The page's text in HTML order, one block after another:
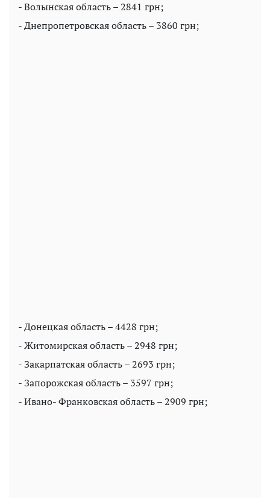
- Волынская область – 2841 грн;
- Днепропетровская область – 3860 грн;
- Донецкая область – 4428 грн;
- Житомирская область – 2948 грн;
- Закарпатская область – 2693 грн;
- Запорожская область – 3597 грн;
- Ивано- Франковская область – 2909 грн;